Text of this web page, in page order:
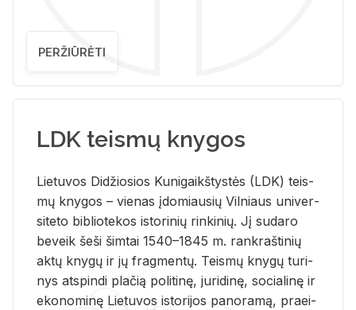
PERŽIŪRĖTI
LDK teismų knygos
Lie­tu­vos Di­džio­sios Ku­ni­gaikš­tys­tės (LDK) teis­
mų kny­gos – vie­nas įdo­miau­sių Vil­niaus uni­ver­
si­te­to bi­b­lio­te­kos is­to­ri­nių rin­ki­nių. Jį su­da­ro
be­veik šeši šim­tai 1540–1845 m. rank­raš­ti­nių
aktų kny­gų ir jų frag­men­tų. Teis­mų kny­gų tu­ri­
nys at­spin­di pla­čią po­li­ti­nę, ju­ri­di­nę, so­cia­li­nę ir
eko­no­mi­nę Lie­tu­vos is­to­ri­jos pa­no­ra­mą, pra­ei­